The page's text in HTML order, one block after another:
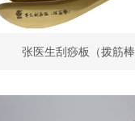
张医生刮痧板（拨筋棒